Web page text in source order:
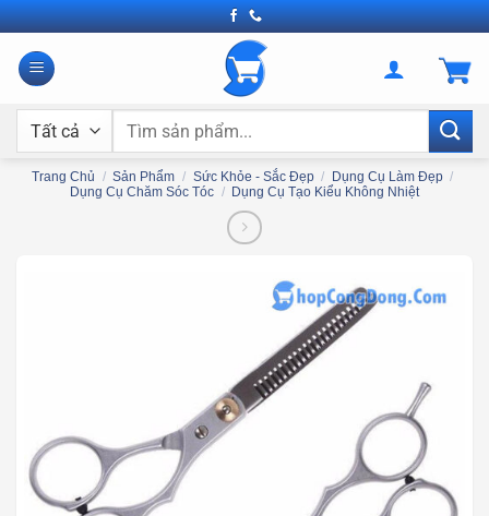
Bỏ
qua
nội
Tìm
Trang Chủ / Sản Phẩm / Sức Khỏe - Sắc Đẹp / Dụng Cụ Làm Đẹp /
Dụng Cụ Chăm Sóc Tóc / Dụng Cụ Tạo Kiểu Không Nhiệt